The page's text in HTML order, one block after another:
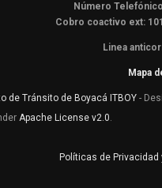
Número
Cobro coactivo ext:
Linea
Mapa
de Tránsito de Boyacá ITBOY -
Apache License v2.0.
Políticas de